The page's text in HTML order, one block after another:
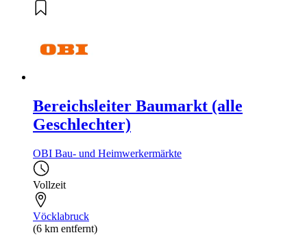
Bereichsleiter Baumarkt (alle
Geschlechter)
OBI Bau- und Heimwerkermärkte
Vollzeit
Vöcklabruck
(6 km entfernt)